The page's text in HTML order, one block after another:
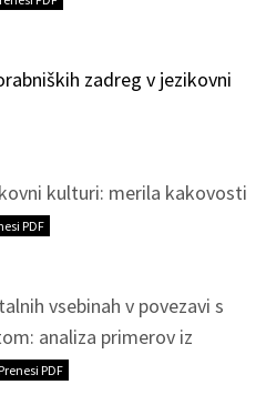
zadreg v jezikovni
kulturi: merila kakovosti
PDF
vsebinah v povezavi s
analiza primerov iz
PDF